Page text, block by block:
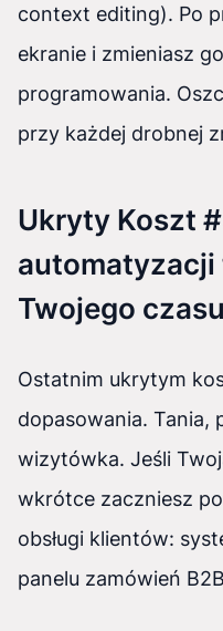
context editing). Po
ekranie i zmieniasz
programowania.
przy każdej drobnej
Ukryty Koszt
automatyzacji
Twojego czasu
Ostatnim ukrytym
dopasowania. Tania,
wizytówka. Jeśli
wkrótce zaczniesz
obsługi klientów:
panelu zamówień